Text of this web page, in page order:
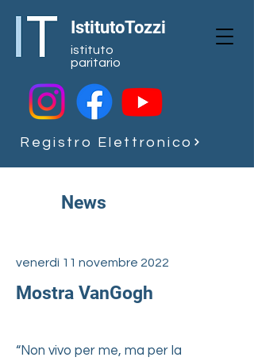
IstitutoTozzi
istituto
paritario
Registro Elettronico
News
venerdì 11 novembre 2022
Mostra VanGogh
“Non vivo per me, ma per la